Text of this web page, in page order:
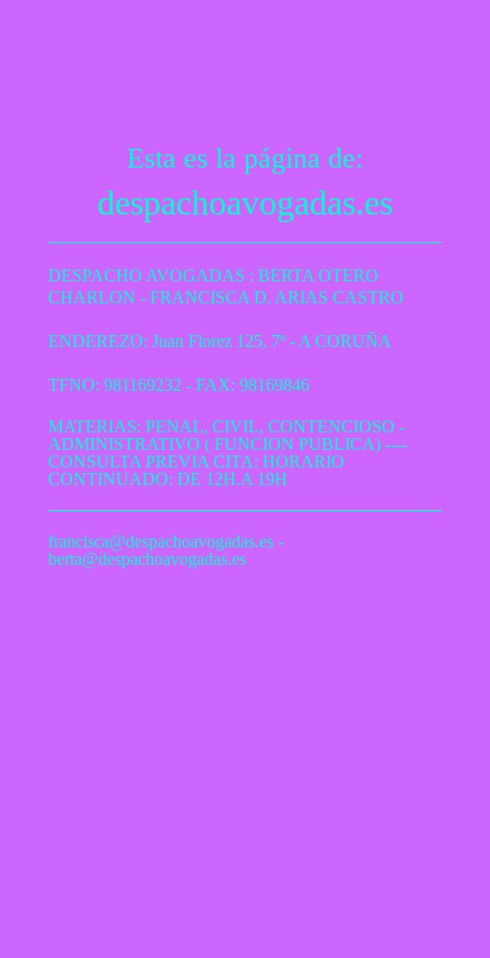
Esta es la página de:
despachoavogadas.es
DESPACHO AVOGADAS : BERTA OTERO
CHARLON - FRANCISCA D. ARIAS CASTRO
ENDEREZO: Juan Florez 125, 7º - A CORUÑA
TFNO: 981169232 - FAX: 98169846
MATERIAS: PENAL, CIVIL, CONTENCIOSO -
ADMINISTRATIVO ( FUNCION PUBLICA) ----
CONSULTA PREVIA CITA: HORARIO
CONTINUADO: DE 12H.A 19H
francisca@despachoavogadas.es -
berta@despachoavogadas.es